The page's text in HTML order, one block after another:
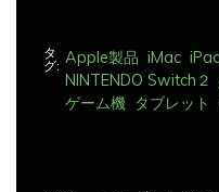
NINTENDO Switch２
ゲーム機 タブレット